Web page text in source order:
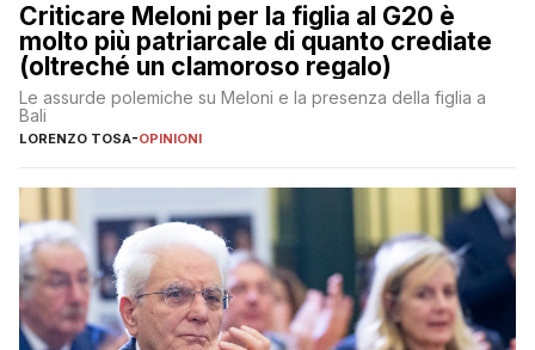
Criticare Meloni per la figlia al G20 è
molto più patriarcale di quanto crediate
(oltreché un clamoroso regalo)
Le assurde polemiche su Meloni e la presenza della figlia a
Bali
LORENZO TOSA-OPINIONI